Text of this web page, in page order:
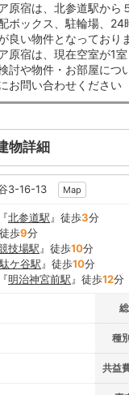
原宿は、北参道駅から
ボックス、駐輪場、
良い物件となっており
原宿は、現在空室が1室
討や物件・お部屋につ
お問い合わせください
物詳細
3-16-13 Map
『北参道駅 』徒歩3分
歩9分
技場駅 』徒歩10分
ケ谷駅 』徒歩10分
『明治神宮前駅 』徒歩12分
種
共益